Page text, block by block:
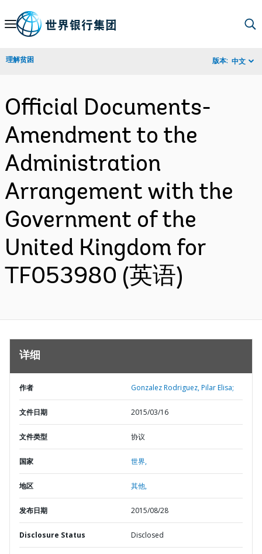
Skip
Navigation
理解贫困 版本: 中文
Official Documents-
Amendment to the
Administration
Arrangement with the
Government of the
United Kingdom for
TF053980 (英语)
详细
作者 Gonzalez Rodriguez, Pilar Elisa;
文件日期 2015/03/16
文件类型 协议
国家 世界,
地区 其他,
发布日期 2015/08/28
Disclosure Status Disclosed